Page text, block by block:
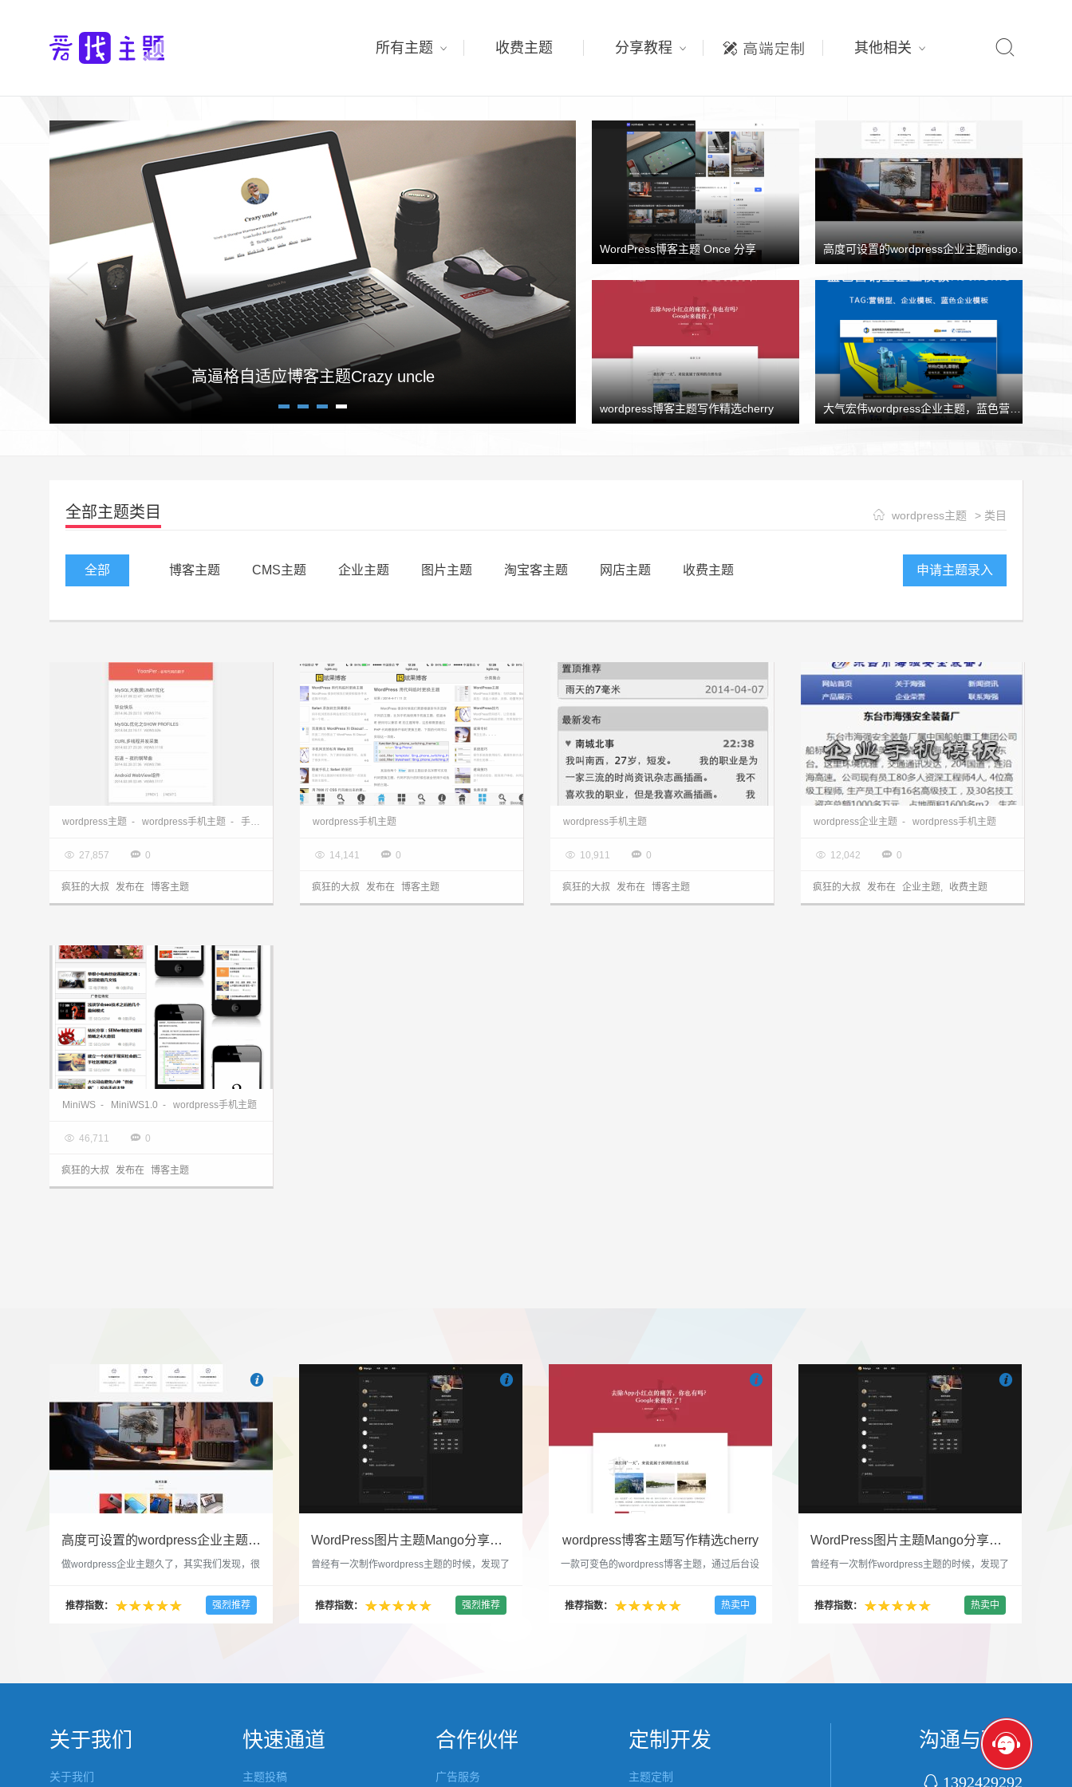
所有主题 收费主题 分享教程 其他相关 
高逼格自适应博客主题Crazy uncle
WordPress博客主题 Once 分享 高度可设置的wordpress企业主题indigo分享
wordpress博客主题写作精选cherry 大气宏伟wordpress企业主题，蓝色营销型企业模板HJtheme发布
全部主题类目 wordpress主题 > 类目
全部 博客主题 CMS主题 企业主题 图片主题 淘宝客主题 网店主题 收费主题 申请主题录入
wordpress手机主题：只有2.36K的极简手机主题YPMobile分享
wordpress主题 - wordpress手机主题 - 手机主题
 27,857  0
疯狂的大叔 发布在 博客主题
wordpress手机主题
 14,141  0
疯狂的大叔 发布在 博客主题
wordpress手机主题
 10,911  0
疯狂的大叔 发布在 博客主题
wordpress企业主题 - wordpress手机主题
 12,042  0
疯狂的大叔 发布在 企业主题, 收费主题
wordpress手机主题MiniWS1.0主题发布
MiniWS - MiniWS1.0 - wordpress手机主题
 46,711  0
疯狂的大叔 发布在 博客主题
 吧
高度可设置的wordpress企业主题indigo分享
做wordpress企业主题久了，其实我们发现，很
配色和元素细节。为此我们创造了一个高可设
置，并且模块可以重复利用的wordpress企业主
推荐指数： 强烈推荐

WordPress图片主题Mango分享，类朋友圈的博客主题
曾经有一次制作wordpress主题的时候，发现了
喜欢，所以后来自己也做了一个。说它是图片
分享站也行，说是分享心情也行，总之就是这
推荐指数： 强烈推荐
 吧
wordpress博客主题写作精选cherry
一款可变色的wordpress博客主题，通过后台设
纯粹的写作博客主题，如果你不喜欢，可以对
文章列表里的很多布局进行展现设置，比如你
推荐指数： 热卖中

WordPress图片主题Mango分享，类朋友圈的博客主题
曾经有一次制作wordpress主题的时候，发现了
喜欢，所以后来自己也做了一个。说它是图片
分享站也行，说是分享心情也行，总之就是这
推荐指数： 热卖中
关于我们
关于我们
快速通道
主题投稿
合作伙伴
广告服务
定制开发
主题定制
沟通与联系
 1392429292